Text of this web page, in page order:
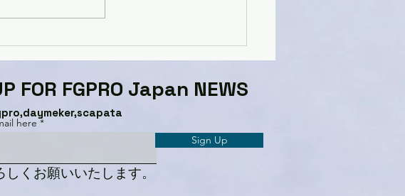
here
Sign Up
しくお願いいたします。
FOR FGPRO Japan NEWS​